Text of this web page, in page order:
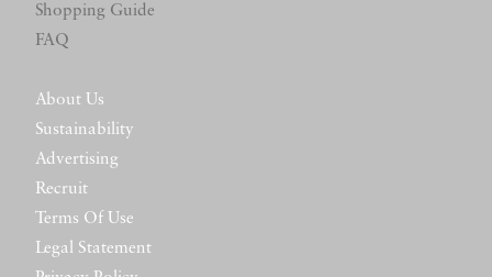
Shopping Guide
FAQ
About Us
Sustainability
Advertising
Recruit
Terms Of Use
Legal Statement